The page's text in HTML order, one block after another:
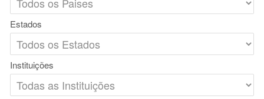
Estados
Instituições